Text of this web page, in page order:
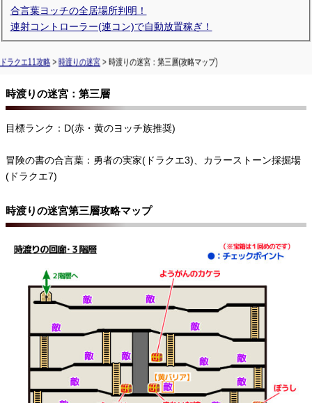
合言葉ヨッチの全居場所判明！
連射コントローラー(連コン)で自動放置稼ぎ！
ドラクエ11攻略 > 時渡りの迷宮 > 時渡りの迷宮：第三層(攻略マップ)
時渡りの迷宮：第三層
目標ランク：D(赤・黄のヨッチ族推奨)
冒険の書の合言葉： 勇者の実家(ドラクエ3)、 カラーストーン採掘場
(ドラクエ7)
時渡りの迷宮第三層攻略マップ